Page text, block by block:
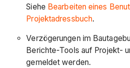
Siehe Bearbeiten eines
Projektadressbuch.
Verzögerungen im
Berichte-Tools auf Projekt-
gemeldet werden.